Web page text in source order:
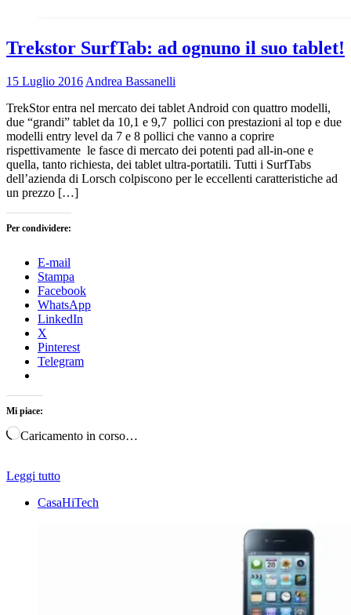
Trekstor SurfTab: ad ognuno il suo tablet!
15 Luglio 2016 Andrea Bassanelli
TrekStor entra nel mercato dei tablet Android con quattro modelli,
due “grandi” tablet da 10,1 e 9,7 pollici con prestazioni al top e due
modelli entry level da 7 e 8 pollici che vanno a coprire
rispettivamente le fasce di mercato dei potenti pad all-in-one e
quella, tanto richiesta, dei tablet ultra-portatili. Tutti i SurfTabs
dell’azienda di Lorsch colpiscono per le eccellenti caratteristiche ad
un prezzo […]
Per condividere:
E-mail
Stampa
Facebook
WhatsApp
LinkedIn
X
Pinterest
Telegram
Mi piace:
Caricamento in corso…
Leggi tutto
CasaHiTech